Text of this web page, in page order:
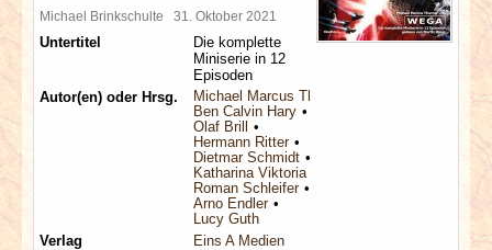
Michael Brinkschulte 31. Oktober 2021
Untertitel
Die komplette
Miniserie in 12
Episoden
Autor(en) oder Hrsg.
Michael Marcus Thurner
Ben Calvin Hary
Olaf Brill
Hermann Ritter
Dietmar Schmidt
Katharina Viktoria Haderer
Roman Schleifer
Arno Endler
Lucy Guth
Verlag
Eins A Medien